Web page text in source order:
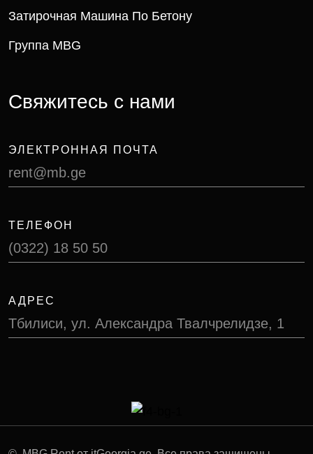
Затирочная Машина По Бетону
Группа MBG
Свяжитесь с нами
ЭЛЕКТРОННАЯ ПОЧТА
rent@mb.ge
ТЕЛЕФОН
(0322) 18 50 50
АДРЕС
Тбилиси, ул. Александра Твалчрелидзе, 1